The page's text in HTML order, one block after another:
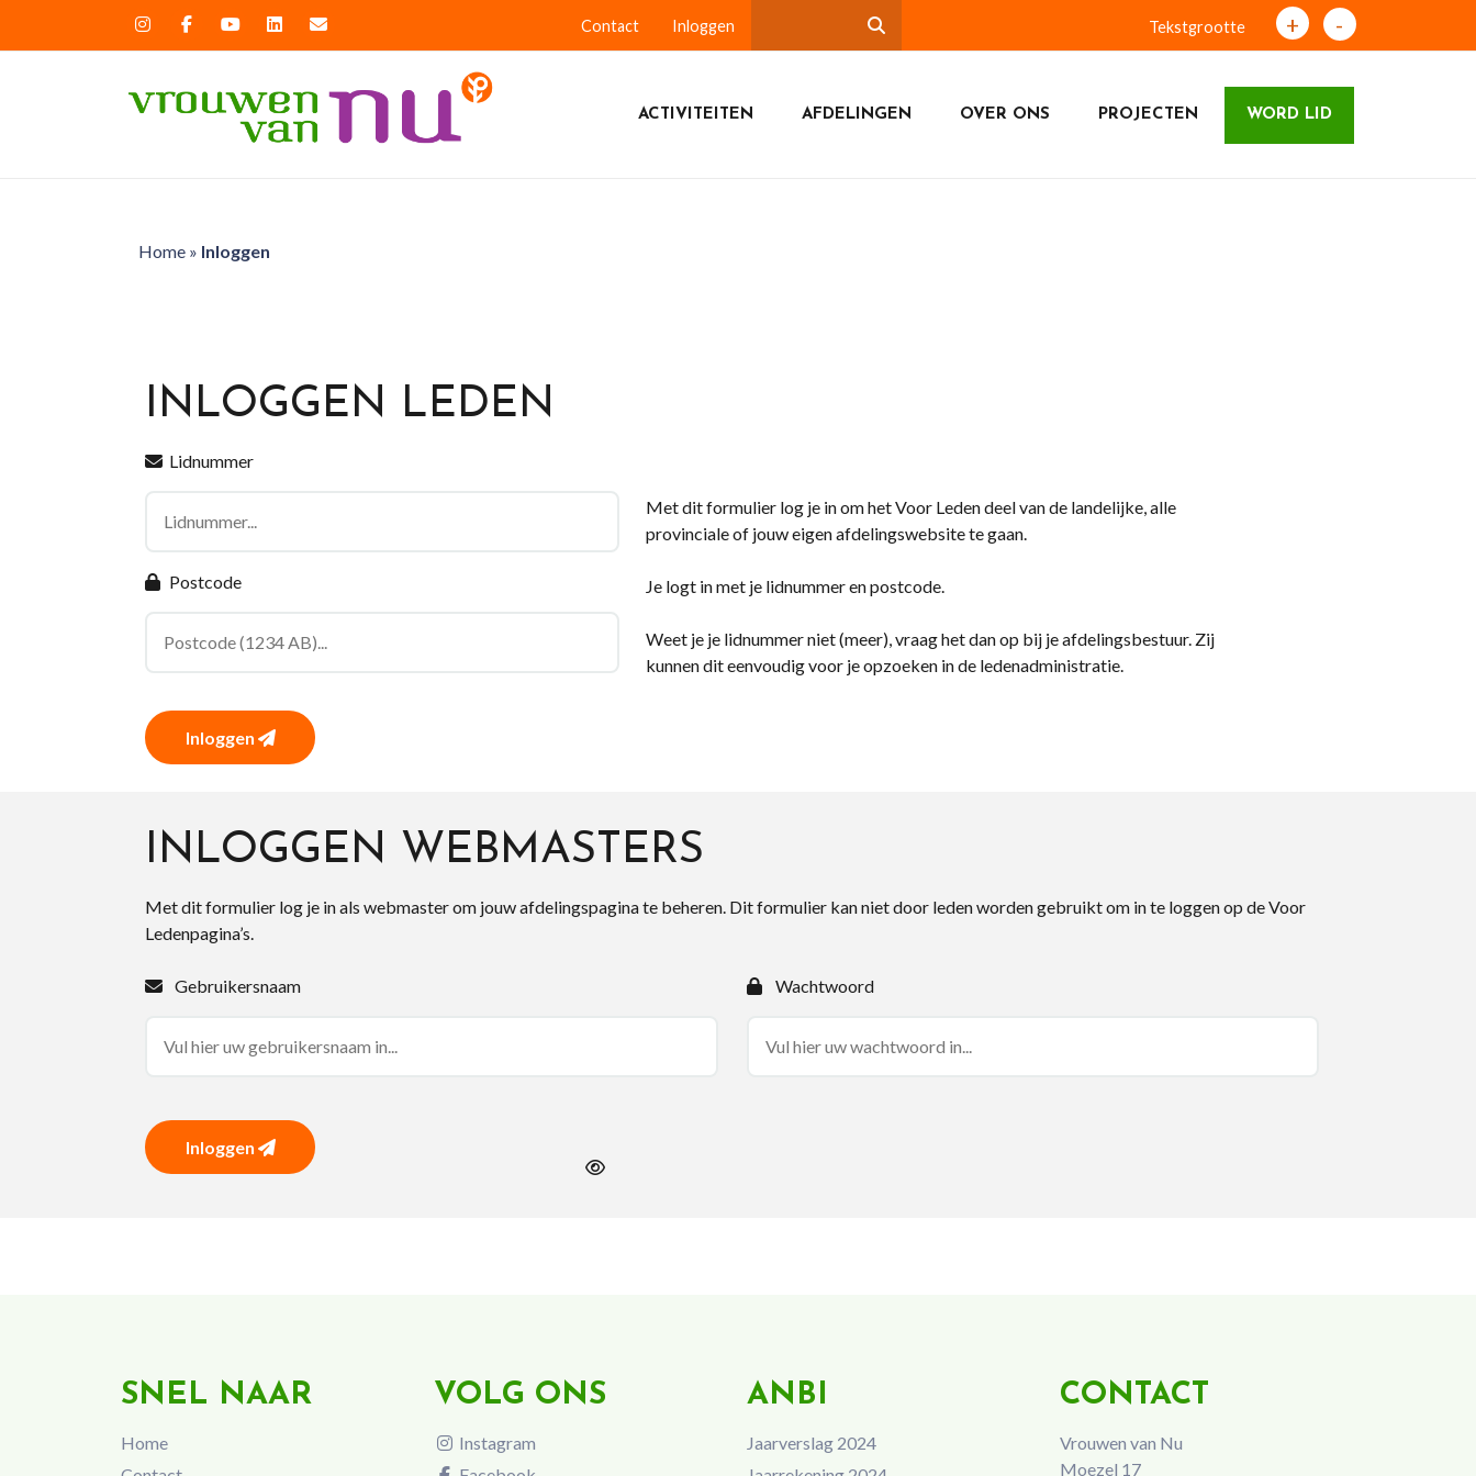
Contact Inloggen Tekstgrootte + -
ACTIVITEITEN AFDELINGEN OVER ONS PROJECTEN WORD LID
Home» Inloggen
INLOGGEN LEDEN
Lidnummer
Postcode
Inloggen
Met dit formulier log je in om het Voor Leden deel van de landelijke, alle
provinciale of jouw eigen afdelingswebsite te gaan.
Je logt in met je lidnummer en postcode.
Weet je je lidnummer niet (meer), vraag het dan op bij je afdelingsbestuur. Zij
kunnen dit eenvoudig voor je opzoeken in de ledenadministratie.
INLOGGEN WEBMASTERS
Met dit formulier log je in als webmaster om jouw afdelingspagina te beheren. Dit formulier kan niet door leden worden gebruikt om in te loggen op de Voor
Ledenpagina’s.
Gebruikersnaam Wachtwoord
Inloggen
SNEL NAAR
Home
VOLG ONS
Instagram
ANBI
Jaarverslag 2024
CONTACT
Vrouwen van Nu
Moezel 17